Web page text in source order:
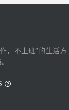
，不上班”的生活方